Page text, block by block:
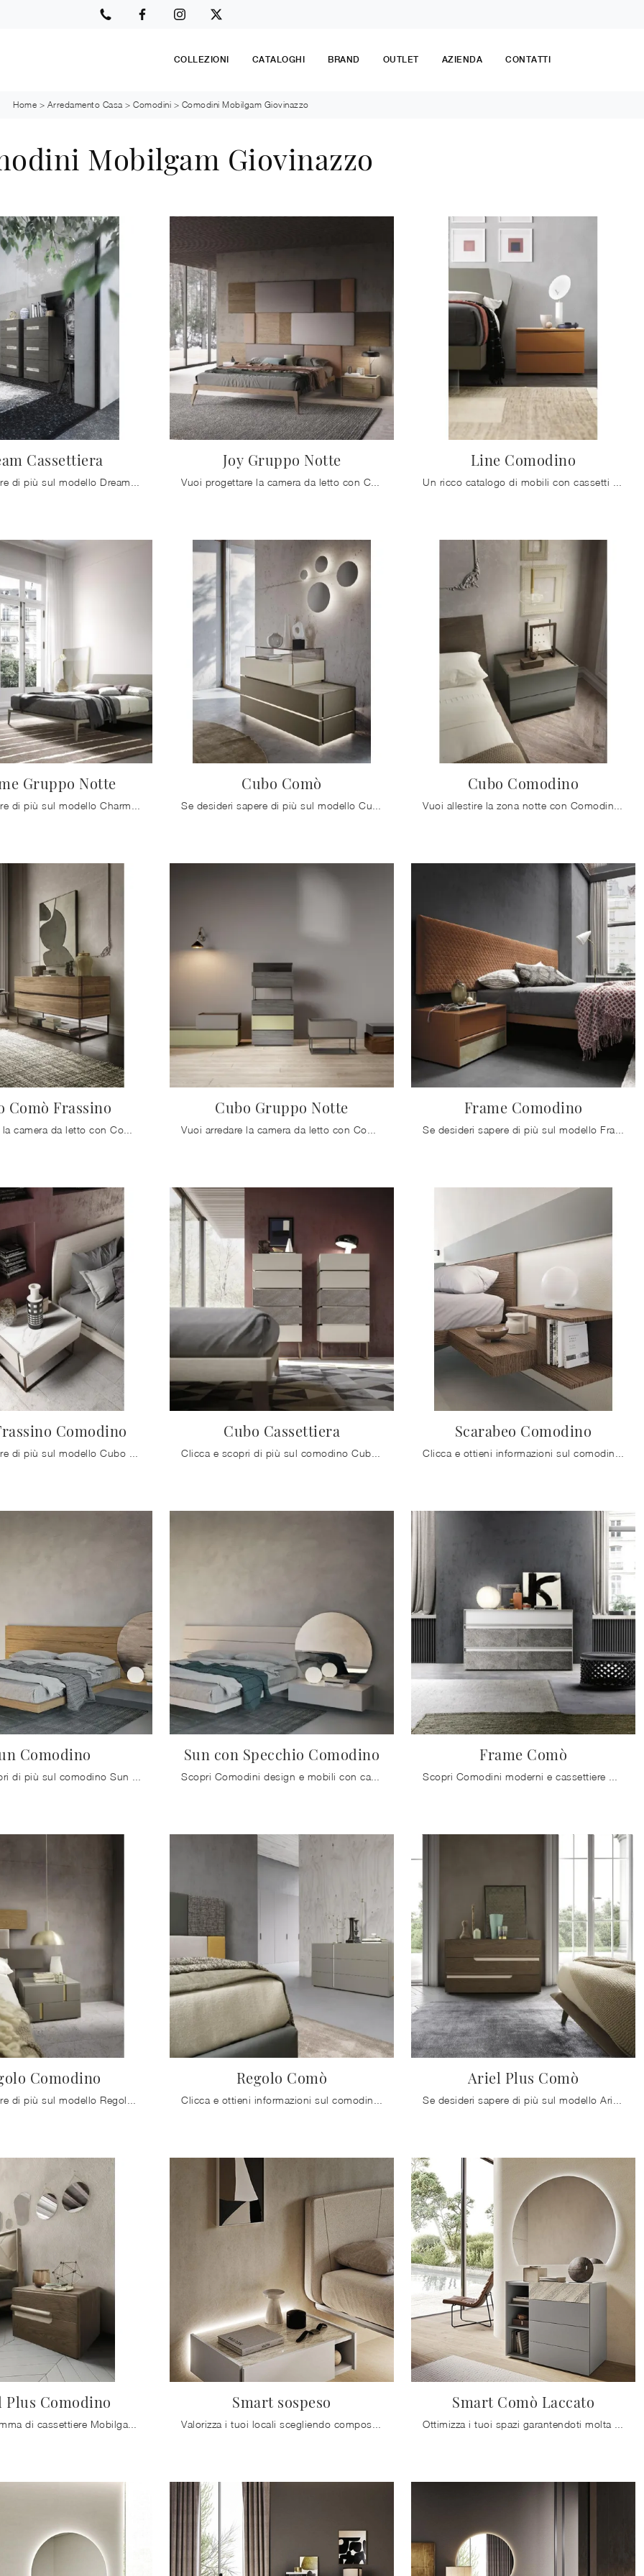
COLLEZIONI CATALOGHI BRAND OUTLET AZIENDA CONTATTI
Home > Arredamento Casa >Comodini > Comodini Mobilgam Giovinazzo
Mobilgam Giovinazzo
Cassettiera Joy Gruppo Notte Line Comodino
Gruppo Notte
Se vuoi sapere di più sul modello Charme Gruppo Notte, clicca e scopri i Comodini e comò Mobilgam ideali per la tua zona notte.
Cubo Comò
Se desideri sapere di più sul modello Cubo Comò, clicca e scopri i Comodini e comò Mobilgam ideali per la tua zona notte.
Cubo Comodino
Vuoi allestire la zona notte con Comodini e cassettiere di Mobilgam? Ecco qui il modello Cubo Comodino in laccato opaco per spazi moderni.
Comò Frassino Cubo Gruppo Notte Frame Comodino
Comodino Cubo Cassettiera Scarabeo Comodino
Comodino Sun con Specchio Comodino Frame Comò
Comodino
Se vuoi sapere di più sul modello Regolo Comodino, clicca e scopri i Comodini e comò Mobilgam ideali per la tua camera da letto.
Regolo Comò
Clicca e ottieni informazioni sul comodino Regolo Comò : Comodini e cassettiere di Mobilgam sono ideali per spazi moderni.
Ariel Plus Comò
Se desideri sapere di più sul modello Ariel Plus Comò, clicca e scopri i Comodini e comò Mobilgam ideali per la tua zona del riposo.
Plus Comodino Smart sospeso Smart Comò Laccato